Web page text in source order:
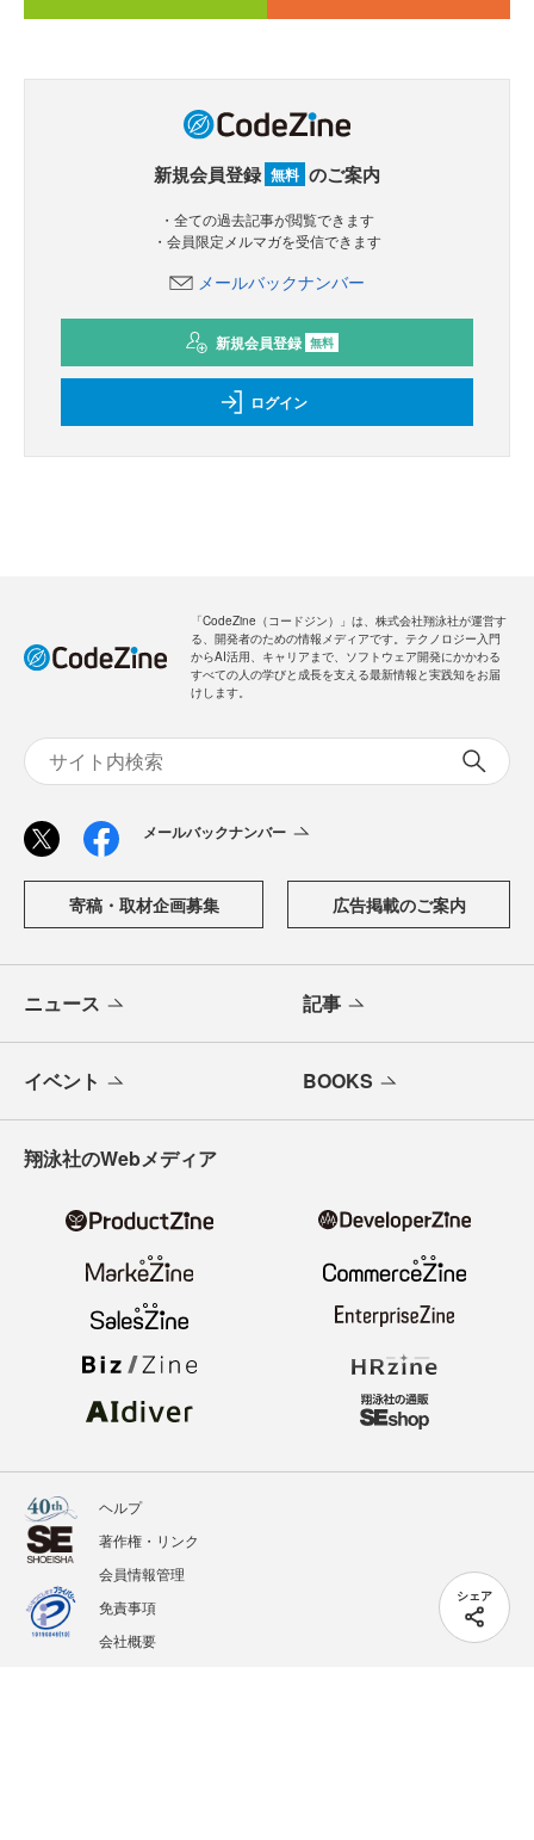
シェア
新規会員登録 無料 のご案内
・全ての過去記事が閲覧できます
・会員限定メルマガを受信できます
メールバックナンバー
新規会員登録 無料
ログイン
「CodeZine（コードジン）」は、株式会社翔泳社が運営す
る、開発者のための情報メディアです。テクノロジー入門
からAI活用、キャリアまで、ソフトウェア開発にかかわる
すべての人の学びと成長を支える最新情報と実践知をお届
けします。
メールバックナンバー
寄稿・取材企画募集 広告掲載のご案内
ニュース 記事
イベント BOOKS
翔泳社のWebメディア
ヘルプ
著作権・リンク
会員情報管理
免責事項
会社概要